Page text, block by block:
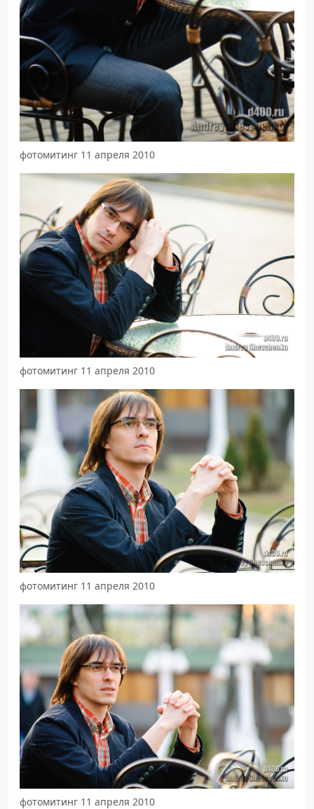
фотомитинг 11 апреля 2010
фотомитинг 11 апреля 2010
фотомитинг 11 апреля 2010
фотомитинг 11 апреля 2010